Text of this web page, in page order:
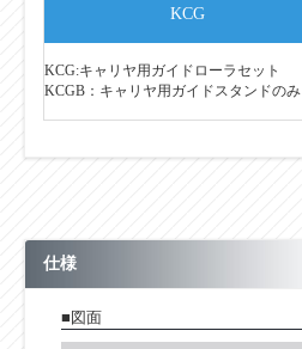
KCG
KCG:キャリヤ用ガイドローラセット
KCGB：キャリヤ用ガイドスタンドのみ
仕様
■図面